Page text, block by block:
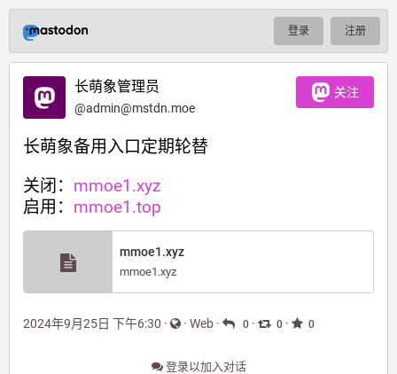
登录 注册
长萌象管理员
@admin@mstdn.moe
关注
长萌象备用入口定期轮替
关闭： mmoe1.xyz
启用： mmoe1.top
mmoe1.xyz
mmoe1.xyz
2024年9月25日 下午6:30 · · Web · 0 · 0 · 0
登录以加入对话